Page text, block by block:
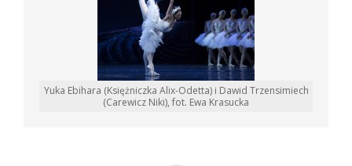
Yuka Ebihara (Księżniczka Alix-Odetta) i Dawid Trzensimiech
(Carewicz Niki), fot. Ewa Krasucka